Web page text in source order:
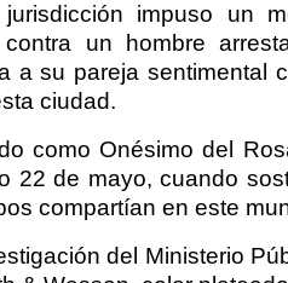
impuso un
un hombre
a su pareja sentimental
ciudad.
como Onésimo del
22 de mayo, cuando
compartían en este
del Ministerio